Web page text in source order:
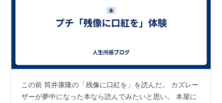
この前 筒井康隆の「残像に口紅を」を読んだ。 カズレー
ザーが夢中になった本なら読んでみたいと思い。 本屋に